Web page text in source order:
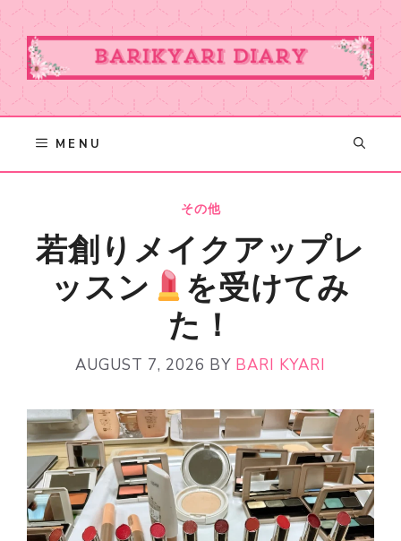
Skip
to
content
MENU
その他
若創りメイクアップレ
ッスン
を受けてみ
た！
AUGUST 7, 2026 BY BARI KYARI